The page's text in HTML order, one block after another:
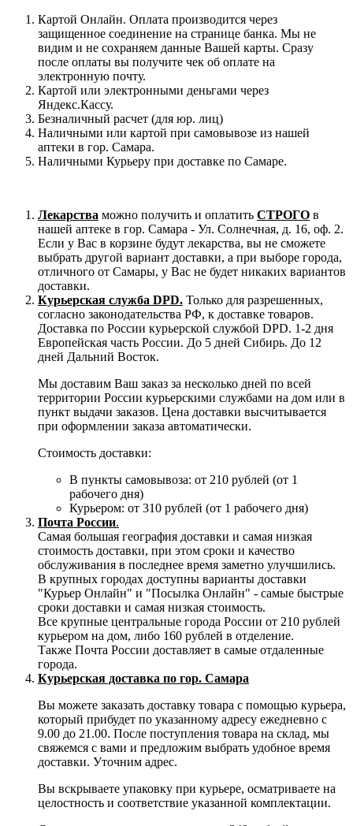
Картой Онлайн. Оплата производится через
защищенное соединение на странице банка. Мы не
видим и не сохраняем данные Вашей карты. Сразу
после оплаты вы получите чек об оплате на
электронную почту.
Картой или электронными деньгами через
Яндекс.Кассу.
Безналичный расчет (для юр. лиц)
Наличными или картой при самовывозе из нашей
аптеки в гор. Самара.
Наличными Курьеру при доставке по Самаре.
Лекарства можно получить и оплатить СТРОГО в
нашей аптеке в гор. Самара - Ул. Солнечная, д. 16, оф. 2.
Если у Вас в корзине будут лекарства, вы не сможете
выбрать другой вариант доставки, а при выборе города,
отличного от Самары, у Вас не будет никаких вариантов
доставки.
Курьерская служба DPD. Только для разрешенных,
согласно законодательства РФ, к доставке товаров.
Доставка по России курьерской службой DPD. 1-2 дня
Европейская часть России. До 5 дней Сибирь. До 12
дней Дальний Восток.
Мы доставим Ваш заказ за несколько дней по всей
территории России курьерскими службами на дом или в
пункт выдачи заказов. Цена доставки высчитывается
при оформлении заказа автоматически.
Стоимость доставки:
В пункты самовывоза: от 210 рублей (от 1
рабочего дня)
Курьером: от 310 рублей (от 1 рабочего дня)
Почта России.
Самая большая география доставки и самая низкая
стоимость доставки, при этом сроки и качество
обслуживания в последнее время заметно улучшились.
В крупных городах доступны варианты доставки
"Курьер Онлайн" и "Посылка Онлайн" - самые быстрые
сроки доставки и самая низкая стоимость.
Все крупные центральные города России от 210 рублей
курьером на дом, либо 160 рублей в отделение.
Также Почта России доставляет в самые отдаленные
города.
Курьерская доставка по гор. Самара
Вы можете заказать доставку товара с помощью курьера,
который прибудет по указанному адресу ежедневно с
9.00 до 21.00. После поступления товара на склад, мы
свяжемся с вами и предложим выбрать удобное время
доставки. Уточним адрес.
Вы вскрываете упаковку при курьере, осматриваете на
целостность и соответствие указанной комплектации.